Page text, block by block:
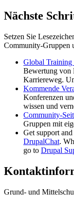
Nächste
Setzen Sie
Community-Gruppen
Global Training
Bewertung von
Karriereweg.
Kommende
Konferenzen
wissen und
Community-
Gruppen mit
Get support
DrupalChat.
go to Drupal
Grund- und